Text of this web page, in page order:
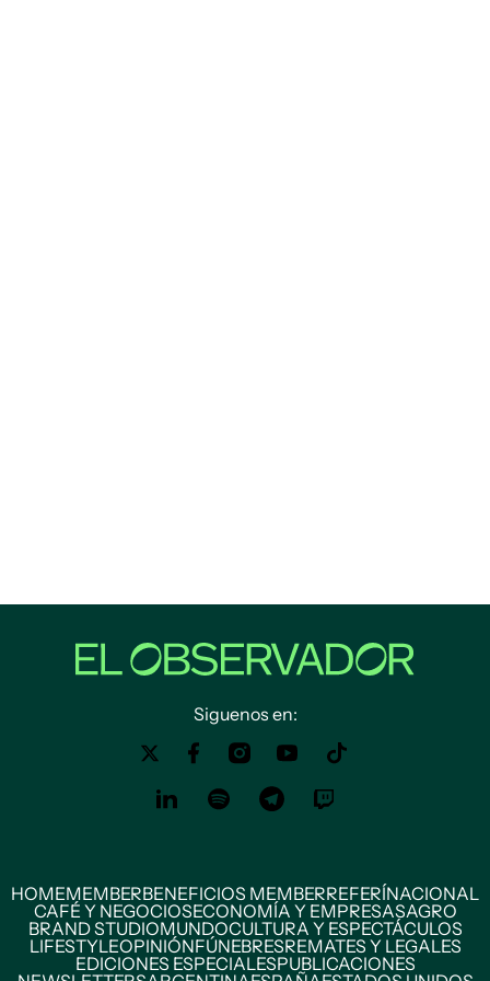
Siguenos en:
HOMEMEMBERBENEFICIOS MEMBERREFERÍNACIONAL
CAFÉ Y NEGOCIOSECONOMÍA Y EMPRESASAGRO
BRAND STUDIOMUNDOCULTURA Y ESPECTÁCULOS
LIFESTYLEOPINIÓNFÚNEBRESREMATES Y LEGALES
EDICIONES ESPECIALESPUBLICACIONES